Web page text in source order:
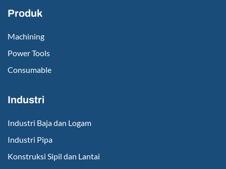
Produk
Machining
Power Tools
Consumable
Industri
Industri Baja dan Logam
Industri Pipa
Konstruksi Sipil dan Lantai